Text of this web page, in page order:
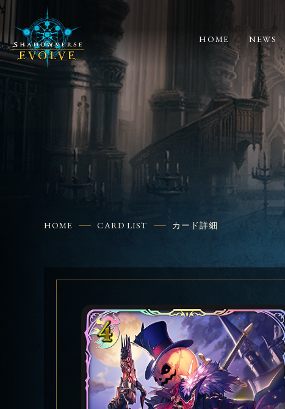
HOME NEWS
HOME CARD LIST カード詳細